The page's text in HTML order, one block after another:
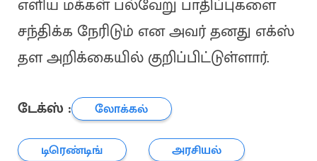
எளிய மக்கள் பல்வேறு பாதிப்புகளை
சந்திக்க நேரிடும் என அவர் தனது எக்ஸ்
தள அறிக்கையில் குறிப்பிட்டுள்ளார்.
டேக்ஸ் :
லோக்கல்
டிரெண்டிங்
அரசியல்